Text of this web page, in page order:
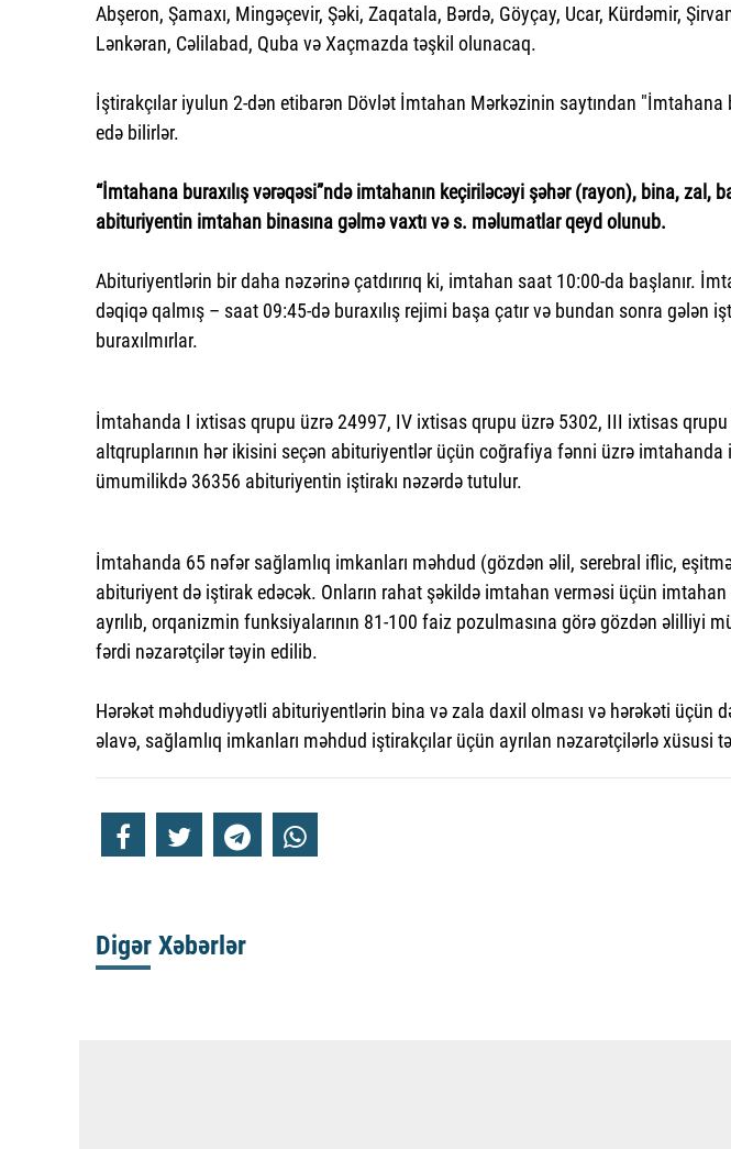
Abşeron, Şamaxı, Mingəçevir, Şəki, Zaqatala, Bərdə, Göyçay, Ucar, Kürdəmir,
Lənkəran, Cəlilabad, Quba və Xaçmazda təşkil olunacaq.
İştirakçılar iyulun 2-dən etibarən Dövlət İmtahan Mərkəzinin saytından "İmtahana
edə bilirlər.
“İmtahana buraxılış vərəqəsi”ndə imtahanın keçiriləcəyi şəhər (rayon), bina, zal,
abituriyentin imtahan binasına gəlmə vaxtı və s. məlumatlar qeyd olunub.
Abituriyentlərin bir daha nəzərinə çatdırırıq ki, imtahan saat 10:00-da başlanır.
dəqiqə qalmış – saat 09:45-də buraxılış rejimi başa çatır və bundan sonra gələn
buraxılmırlar.
İmtahanda I ixtisas qrupu üzrə 24997, IV ixtisas qrupu üzrə 5302, III ixtisas qrupu
altqruplarının hər ikisini seçən abituriyentlər üçün coğrafiya fənni üzrə
ümumilikdə 36356 abituriyentin iştirakı nəzərdə tutulur.
İmtahanda 65 nəfər sağlamlıq imkanları məhdud (gözdən əlil, serebral iflic,
abituriyent də iştirak edəcək. Onların rahat şəkildə imtahan verməsi üçün
ayrılıb, orqanizmin funksiyalarının 81-100 faiz pozulmasına görə gözdən əlilliyi
fərdi nəzarətçilər təyin edilib.
Hərəkət məhdudiyyətli abituriyentlərin bina və zala daxil olması və hərəkəti üçün
əlavə, sağlamlıq imkanları məhdud iştirakçılar üçün ayrılan nəzarətçilərlə xüsusi
Digər Xəbərlər